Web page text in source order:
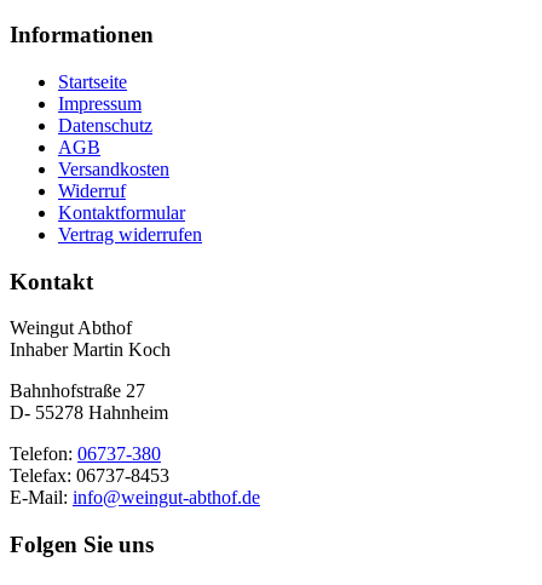
Informationen
Startseite
Impressum
Datenschutz
AGB
Versandkosten
Widerruf
Kontaktformular
Vertrag widerrufen
Kontakt
Weingut Abthof
Inhaber Martin Koch
Bahnhofstraße 27
D- 55278 Hahnheim
Telefon: 06737-380
Telefax: 06737-8453
E-Mail: info@weingut-abthof.de
Folgen Sie uns